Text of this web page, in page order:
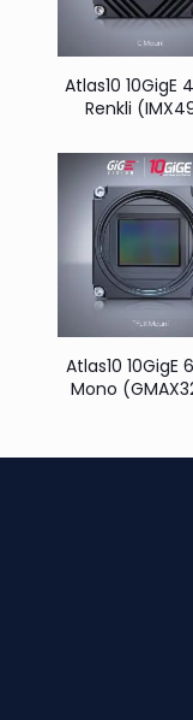
Atlas10 10GigE
Renkli
Atlas10 10GigE
Mono